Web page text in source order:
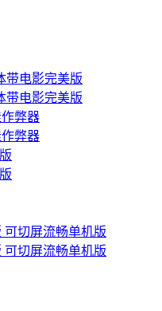
带电影完美版
带电影完美版
作弊器
作弊器
可切屏流畅单机版
可切屏流畅单机版